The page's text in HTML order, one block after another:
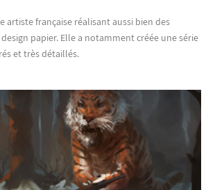
artiste française réalisant aussi bien des
papier. Elle a notamment créée une série
et très détaillés.